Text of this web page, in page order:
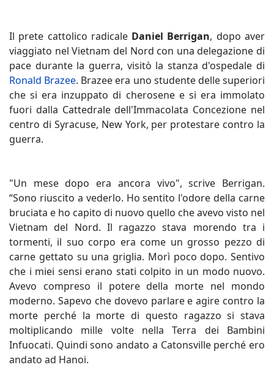
Il prete cattolico radicale Daniel Berrigan, dopo aver
viaggiato nel Vietnam del Nord con una delegazione di
pace durante la guerra, visitò la stanza d'ospedale di
Ronald Brazee. Brazee era uno studente delle superiori
che si era inzuppato di cherosene e si era immolato
fuori dalla Cattedrale dell'Immacolata Concezione nel
centro di Syracuse, New York, per protestare contro la
guerra.
"Un mese dopo era ancora vivo", scrive Berrigan.
“Sono riuscito a vederlo. Ho sentito l'odore della carne
bruciata e ho capito di nuovo quello che avevo visto nel
Vietnam del Nord. Il ragazzo stava morendo tra i
tormenti, il suo corpo era come un grosso pezzo di
carne gettato su una griglia. Morì poco dopo. Sentivo
che i miei sensi erano stati colpito in un modo nuovo.
Avevo compreso il potere della morte nel mondo
moderno. Sapevo che dovevo parlare e agire contro la
morte perché la morte di questo ragazzo si stava
moltiplicando mille volte nella Terra dei Bambini
Infuocati. Quindi sono andato a Catonsville perché ero
andato ad Hanoi.